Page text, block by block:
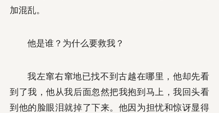
加混乱。
他是谁？为什么要救我？
我左窜右窜地已找不到古越在哪里，他却先看
到了我，他从我后面忽然把我抱到马上，我回头看
到他的脸眼泪就掉了下来。他因为担忧和惊讶显得